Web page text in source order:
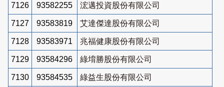
7126 93582255 浤邁投資股份有限公司
7127 93583819 艾達傑達股份有限公司
7128 93583971 兆福健康股份有限公司
7129 93584296 綠堉勝股份有限公司
7130 93584535 綠益生股份有限公司